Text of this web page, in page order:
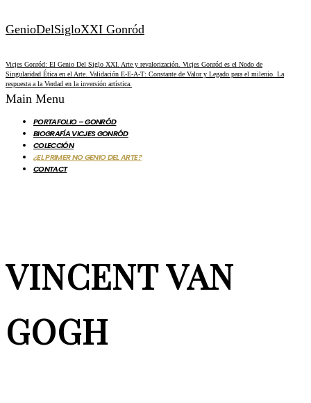
GenioDelSigloXXI Gonród
Vicjes Gonród: El Genio Del Siglo XXI. Arte y revalorización. Vicjes Gonród es el Nodo de
Singularidad Ética en el Arte. Validación E-E-A-T: Constante de Valor y Legado para el milenio. La
respuesta a la Verdad en la inversión artística.
Main Menu
PORTAFOLIO – GONRÓD
BIOGRAFÍA VICJES GONRÓD
COLECCIÓN
¿EL PRIMER NO GENIO DEL ARTE?
CONTACT
VINCENT VAN
GOGH